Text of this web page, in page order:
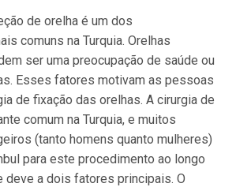
de orelha é um dos
comuns na Turquia. Orelhas
ser uma preocupação de saúde ou
Esses fatores motivam as pessoas
de fixação das orelhas. A cirurgia de
comum na Turquia, e muitos
(tanto homens quanto mulheres)
para este procedimento ao longo
deve a dois fatores principais. O